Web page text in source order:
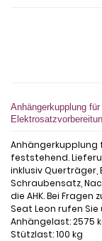
Anhängerkupplung
Anhängerkupplung
feststehend.
inklusiv Querträger,
Schraubensatz,
die AHK. Bei
Seat Leon rufen Sie
Anhängelast: 2575
Stützlast: 100 kg